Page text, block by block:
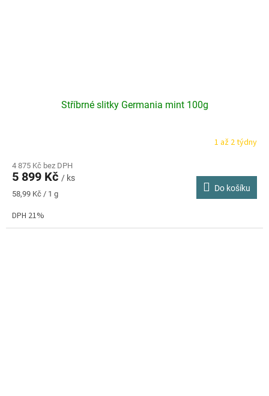
Stříbrné slitky Germania mint 100g
1 až 2 týdny
4 875 Kč bez DPH
5 899 Kč / ks
Měrná
58,99 Kč / 1 g
Do košíku
DPH 21%